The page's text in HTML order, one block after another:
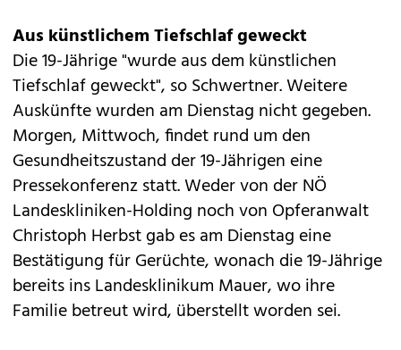
Aus künstlichem Tiefschlaf geweckt
Die 19-Jährige "wurde aus dem künstlichen
Tiefschlaf geweckt", so Schwertner. Weitere
Auskünfte wurden am Dienstag nicht gegeben.
Morgen, Mittwoch, findet rund um den
Gesundheitszustand der 19-Jährigen eine
Pressekonferenz statt. Weder von der NÖ
Landeskliniken-Holding noch von Opferanwalt
Christoph Herbst gab es am Dienstag eine
Bestätigung für Gerüchte, wonach die 19-Jährige
bereits ins Landesklinikum Mauer, wo ihre
Familie betreut wird, überstellt worden sei.